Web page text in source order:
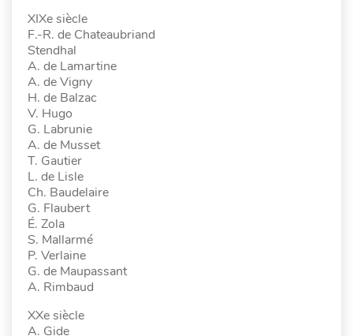
XIXe siècle
F.-R. de Chateaubriand
Stendhal
A. de Lamartine
A. de Vigny
H. de Balzac
V. Hugo
G. Labrunie
A. de Musset
T. Gautier
L. de Lisle
Ch. Baudelaire
G. Flaubert
É. Zola
S. Mallarmé
P. Verlaine
G. de Maupassant
A. Rimbaud
XXe siècle
A. Gide